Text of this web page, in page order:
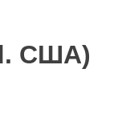
США)